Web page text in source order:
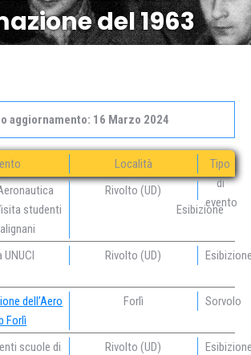
del 1963
aggiornamento: 16 Marzo 2024
Località
Tipo
di
evento
studenti
Rivolto (UD)
Esibizione
Rivolto (UD)
dell’Aero
Forlì
Forlì Sorvolo
scuole di
Rivolto (UD)